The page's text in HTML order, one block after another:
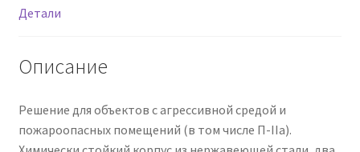
Детали
Описание
Решение для объектов с агрессивной средой и
пожароопасных помещений (в том числе П-IIа).